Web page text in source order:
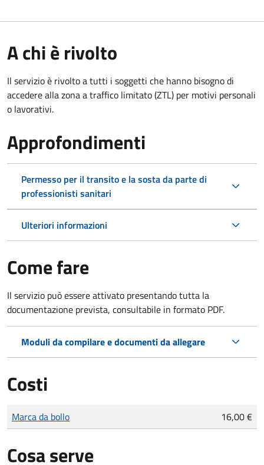
A chi è rivolto
Il servizio è rivolto a tutti i soggetti che hanno bisogno di
accedere alla zona a traffico limitato (ZTL) per motivi personali
o lavorativi.
Approfondimenti
Permesso per il transito e la sosta da parte di
professionisti sanitari
Ulteriori informazioni
Come fare
Il servizio può essere attivato presentando tutta la
documentazione prevista, consultabile in formato PDF.
Moduli da compilare e documenti da allegare
Costi
Tipo di pagamento
Importo
Marca da bollo 16,00 €
Cosa serve